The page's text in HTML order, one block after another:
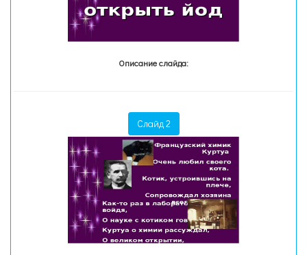
Описание слайда:
Слайд 2